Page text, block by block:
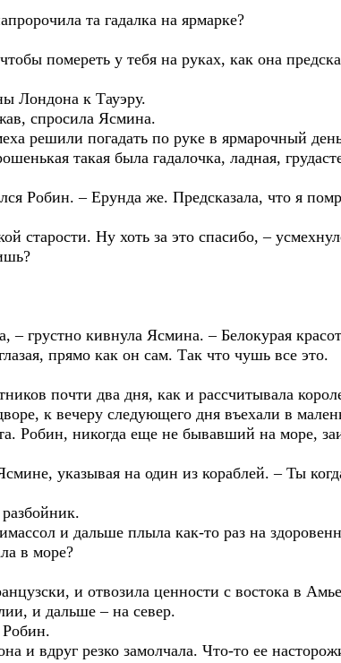
та гадалка на ярмарке?
помереть у тебя на руках, как она
Лондона к Тауэру.
спросила Ясмина.
решили погадать по руке в ярмарочный
такая была гадалочка, ладная,
Робин. – Ерунда же. Предсказала, что я
старости. Ну хоть за это спасибо, –
грустно кивнула Ясмина. – Белокурая
прямо как он сам. Так что чушь все это.
почти два дня, как и рассчитывала
к вечеру следующего дня въехали в
Робин, никогда еще не бывавший на море,
указывая на один из кораблей. – Ты
и дальше плыла как-то раз на
в море?
и отвозила ценности с востока в
и дальше – на север.
и вдруг резко замолчала. Что-то ее